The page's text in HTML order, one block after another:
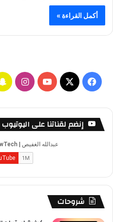
أكمل القراءة »
س
ك
o
u
u
e
س
ت
ر
م
إنضم لقناتنا على اليوتيوب
شروحات